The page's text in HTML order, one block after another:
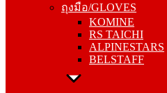
ถุงมือ/GLOVES
KOMINE
RS TAICHI
ALPINESTARS
BELSTAFF
RS TAICHI
ALPINESTARS
BELSTAFF
รองเท้า/BOOTS